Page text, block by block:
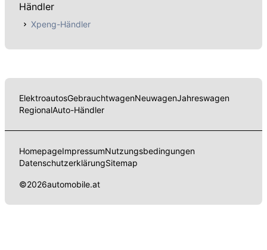
Händler
Xpeng-Händler
ElektroautosGebrauchtwagenNeuwagenJahreswagen
RegionalAuto-Händler
HomepageImpressumNutzungsbedingungen
DatenschutzerklärungSitemap
©2026automobile.at